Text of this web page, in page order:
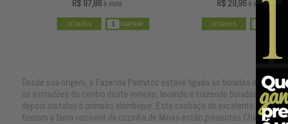
R$ 97,86à vista
R$ 29,96à vista
Desde sua origem, a Fazenda Palmitos esteve ligada às boiadas e
os estradões do centro deste mineiro, levando e trazendo boiadas. Em
depois instalou o primeiro alambique. Esta cachaça de excelente
fizeram a fama nacional da cozinha de Minas estão presentes Chico